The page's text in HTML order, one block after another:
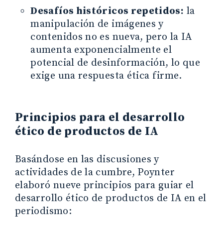
Desafíos históricos repetidos: la
manipulación de imágenes y
contenidos no es nueva, pero la IA
aumenta exponencialmente el
potencial de desinformación, lo que
exige una respuesta ética firme.
Principios para el desarrollo
ético de productos de IA
Basándose en las discusiones y
actividades de la cumbre, Poynter
elaboró nueve principios para guiar el
desarrollo ético de productos de IA en el
periodismo: